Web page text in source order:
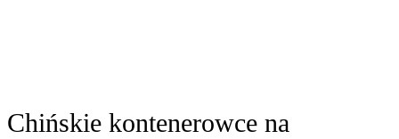
Chińskie kontenerowce na